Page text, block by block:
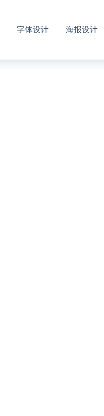
字体设计 海报设计